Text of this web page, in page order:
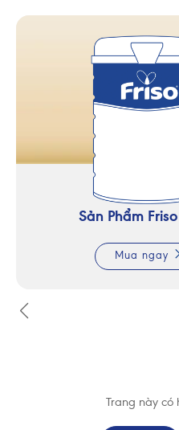
Sản Phẩm
Mua ngay
Trang này có